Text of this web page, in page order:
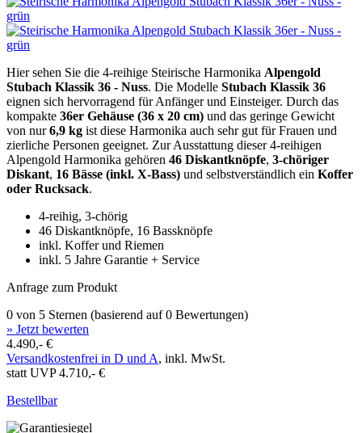
Hier sehen Sie die 4-reihige Steirische Harmonika Alpengold
Stubach Klassik 36 - Nuss. Die Modelle Stubach Klassik 36
eignen sich hervorragend für Anfänger und Einsteiger. Durch das
kompakte 36er Gehäuse (36 x 20 cm) und das geringe Gewicht
von nur6,9 kg ist diese Harmonika auch sehr gut für Frauen und
zierliche Personen geeignet. Zur Ausstattung dieser 4-reihigen
Alpengold Harmonika gehören 46 Diskantknöpfe, 3-chöriger
Diskant, 16 Bässe (inkl. X-Bass) und selbstverständlich ein Koffer
oder Rucksack.
4-reihig, 3-chörig
46 Diskantknöpfe, 16 Bassknöpfe
inkl. Koffer und Riemen
inkl. 5 Jahre Garantie + Service
Anfrage zum Produkt
0 von 5 Sternen (basierend auf 0 Bewertungen)
» Jetzt bewerten
4.490,- €
Versandkostenfrei in D und A, inkl. MwSt.
statt UVP 4.710,- €
Bestellbar